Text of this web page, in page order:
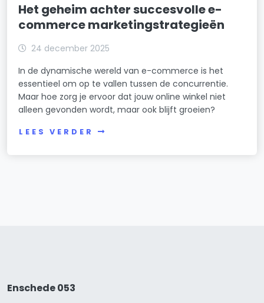
Het geheim achter succesvolle e-
commerce marketingstrategieën
24 december 2025
In de dynamische wereld van e-commerce is het
essentieel om op te vallen tussen de concurrentie.
Maar hoe zorg je ervoor dat jouw online winkel niet
alleen gevonden wordt, maar ook blijft groeien?
LEES VERDER
Enschede 053